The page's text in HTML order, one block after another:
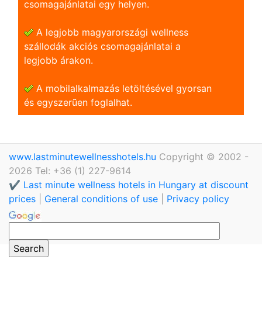
csomagajánlatai egy helyen.
A legjobb magyarországi wellness
szállodák akciós csomagajánlatai a
legjobb árakon.
A mobilalkalmazás letöltésével gyorsan
és egyszerũen foglalhat.
www.lastminutewellnesshotels.hu Copyright © 2002 -
2026 Tel: +36 (1) 227-9614
✔️ Last minute wellness hotels in Hungary at discount
prices
General conditions of use Privacy policy